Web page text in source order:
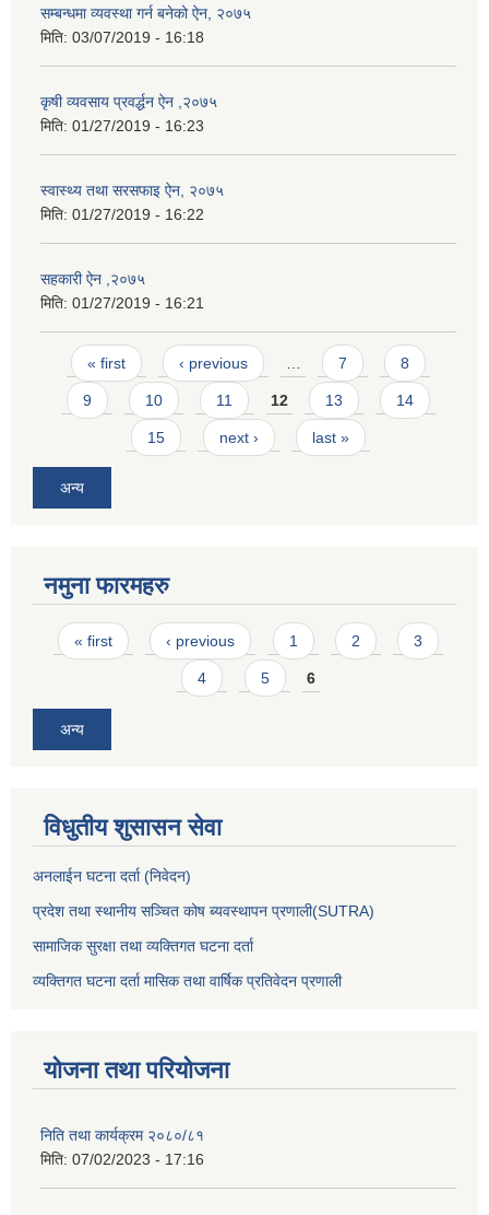
सम्बन्धमा व्यवस्था गर्न बनेको ऐन, २०७५
मिति: 03/07/2019 - 16:18
कृषी व्यवसाय प्रवर्द्धन ऐन ,२०७५
मिति: 01/27/2019 - 16:23
स्वास्थ्य तथा सरसफाइ ऐन, २०७५
मिति: 01/27/2019 - 16:22
सहकारी ऐन ,२०७५
मिति: 01/27/2019 - 16:21
Pages
« first ‹ previous 7 8
9 10 11 12 13 14
15 next › last »
अन्य
नमुना फारमहरु
Pages
« first ‹ previous 1 2 3
4 5 6
अन्य
विधुतीय शुसासन सेवा
अनलाईन घटना दर्ता (निवेदन)
प्रदेश तथा स्थानीय सञ्चित कोष ब्यवस्थापन प्रणाली(SUTRA)
सामाजिक सुरक्षा तथा व्यक्तिगत घटना दर्ता
व्यक्तिगत घटना दर्ता मासिक तथा वार्षिक प्रतिवेदन प्रणाली
योजना तथा परियोजना
निति तथा कार्यक्रम २०८०/८१
मिति: 07/02/2023 - 17:16